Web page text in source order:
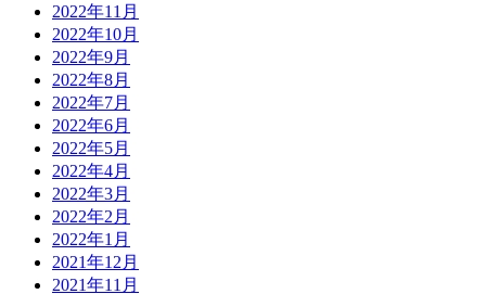
2022年11月
2022年10月
2022年9月
2022年8月
2022年7月
2022年6月
2022年5月
2022年4月
2022年3月
2022年2月
2022年1月
2021年12月
2021年11月